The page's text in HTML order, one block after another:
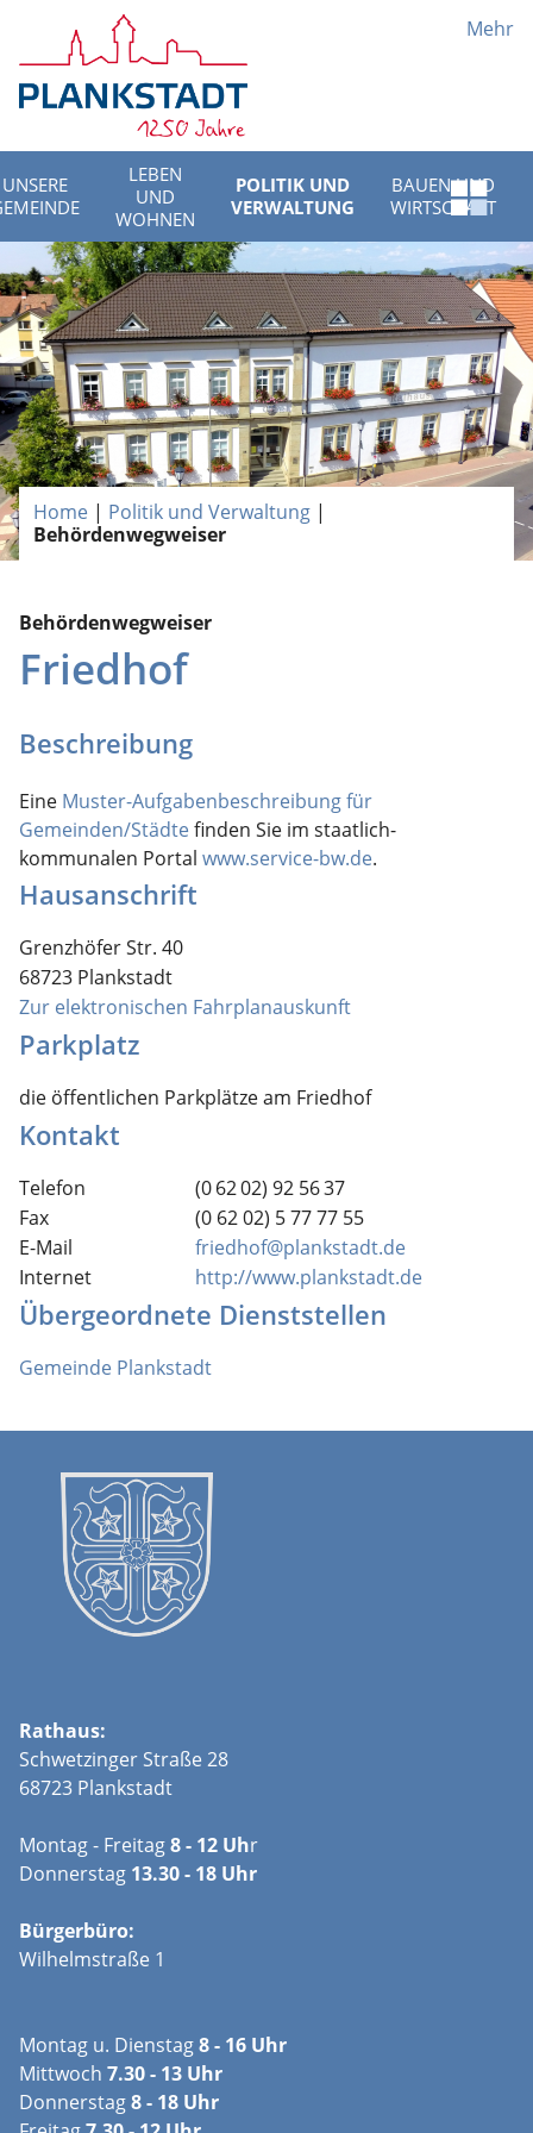
Mehr
UNSERE
LEBEN
UND
WOHNEN
POLITIK UND
VERWALTUNG
BAUEN UND
WIRTSCHAFT
Menü
öffnen
Home | Politik und Verwaltung |
Behördenwegweiser
Behördenwegweiser
Friedhof
Beschreibung
Eine Muster-Aufgabenbeschreibung für
Gemeinden/Städtefinden Sie im staatlich-
kommunalen Portal www.service-bw.de.
Hausanschrift
Grenzhöfer Str. 40
68723 Plankstadt
Zur elektronischen Fahrplanauskunft
Parkplatz
die öffentlichen Parkplätze am Friedhof
Kontakt
Telefon (06202) 92 5637
Fax
(0 6202) 57777 55
E-Mail
friedhof@plankstadt.de
Internet
http://www.plankstadt.de
Übergeordnete Dienststellen
Gemeinde Plankstadt
Rathaus:
Schwetzinger Straße 28
68723 Plankstadt
Montag - Freitag8 - 12 Uhr
Donnerstag 13.30 - 18 Uhr
Bürgerbüro:
Wilhelmstraße 1
Montag u. Dienstag8 - 16 Uhr
Mittwoch 7.30 - 13 Uhr
Donnerstag8 - 18 Uhr